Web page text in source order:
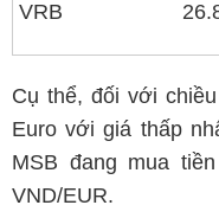
VRB
Cụ thể, đối với
Euro với giá thấp
MSB đang mua
VND/EUR.